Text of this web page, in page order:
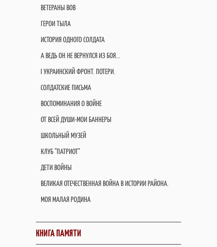
ВЕТЕРАНЫ ВОВ
ГЕРОИ ТЫЛА
ИСТОРИЯ ОДНОГО СОЛДАТА
А ВЕДЬ ОН НЕ ВЕРНУЛСЯ ИЗ БОЯ...
I УКРАИНСКИЙ ФРОНТ. ПОТЕРИ.
СОЛДАТСКИЕ ПИСЬМА
ВОСПОМИНАНИЯ О ВОЙНЕ
ОТ ВСЕЙ ДУШИ-МОИ БАННЕРЫ
ШКОЛЬНЫЙ МУЗЕЙ
КЛУБ "ПАТРИОТ"
ДЕТИ ВОЙНЫ
ВЕЛИКАЯ ОТЕЧЕСТВЕННАЯ ВОЙНА В ИСТОРИИ РАЙОНА.
МОЯ МАЛАЯ РОДИНА
КНИГА ПАМЯТИ